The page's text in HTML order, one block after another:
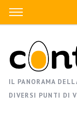
IL PANORAMA
DIVERSI PUNTI DI